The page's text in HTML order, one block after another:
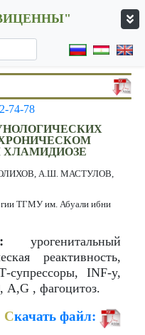
74-78
ХЛАМИДИОЗЕ
А.Ш. МАСТУЛОВ,
ТГМУ им. Абуали ибни
урогенитальный
реактивность,
INF-y,
А,G , фагоцитоз.
Скачать файл: